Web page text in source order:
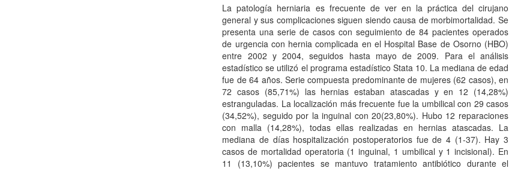
La patología herniaria es frecuente de ver en la práctica del cirujano
general y sus complicaciones siguen siendo causa de morbimortalidad. Se
presenta una serie de casos con seguimiento de 84 pacientes operados
de urgencia con hernia complicada en el Hospital Base de Osorno (HBO)
entre 2002 y 2004, seguidos hasta mayo de 2009. Para el análisis
estadístico se utilizó el programa estadístico Stata 10. La mediana de edad
fue de 64 años. Serie compuesta predominante de mujeres (62 casos), en
72 casos (85,71%) las hernias estaban atascadas y en 12 (14,28%)
estranguladas. La localización más frecuente fue la umbilical con 29 casos
(34,52%), seguido por la inguinal con 20(23,80%). Hubo 12 reparaciones
con malla (14,28%), todas ellas realizadas en hernias atascadas. La
mediana de días hospitalización postoperatorios fue de 4 (1-37). Hay 3
casos de mortalidad operatoria (1 inguinal, 1 umbilical y 1 incisional). En
11 (13,10%) pacientes se mantuvo tratamiento antibiótico durante el